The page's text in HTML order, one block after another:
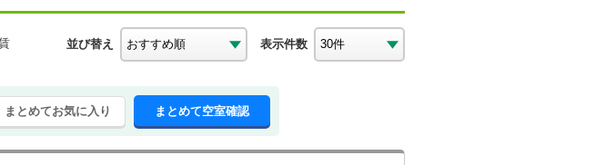
並び替え 表示件数
まとめてお気に入り まとめて空室確認